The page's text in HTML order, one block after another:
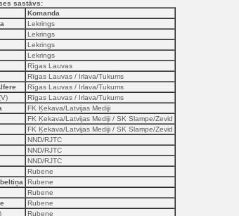
sastāvs:
Komanda
Lekrings
Lekrings
Lekrings
Lekrings
Rīgas Lauvas
Rīgas Lauvas / Irlava/Tukums
Rīgas Lauvas / Irlava/Tukums
Rīgas Lauvas / Irlava/Tukums
FK Ķekava/Latvijas Mediji
FK Ķekava/Latvijas Mediji / SK Slampe/Zevid
FK Ķekava/Latvijas Mediji / SK Slampe/Zevid
NND/RJTC
NND/RJTC
NND/RJTC
Rubene
Rubene
Rubene
Rubene
Rubene